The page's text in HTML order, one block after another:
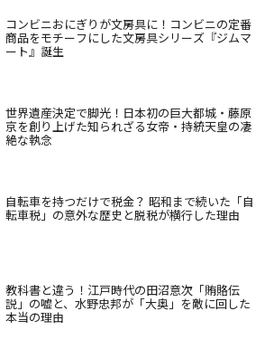
コンビニおにぎりが文房具に！コンビニの定番
商品をモチーフにした文房具シリーズ『ジムマ
ート』誕生
世界遺産決定で脚光！日本初の巨大都城・藤原
京を創り上げた知られざる女帝・持統天皇の凄
絶な執念
自転車を持つだけで税金？ 昭和まで続いた「自
転車税」の意外な歴史と脱税が横行した理由
教科書と違う！江戸時代の田沼意次「賄賂伝
説」の嘘と、水野忠邦が「大奥」を敵に回した
本当の理由